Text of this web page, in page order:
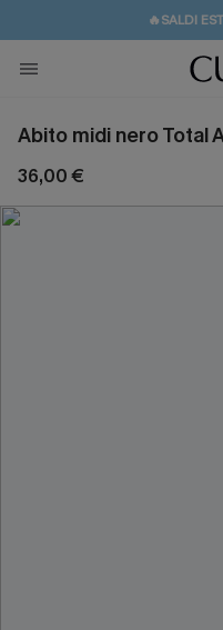
🔥SALDI
💌REGALO PER
Abito midi nero Total
36,00 €